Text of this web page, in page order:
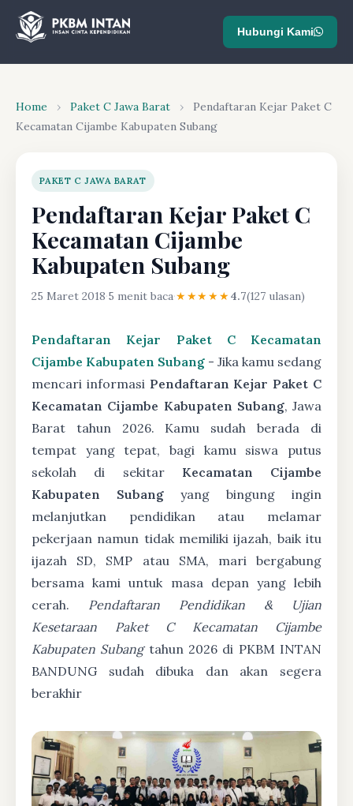
Hubungi Kami
Home › Paket C Jawa Barat ›
Pendaftaran Kejar Paket C
Kecamatan Cijambe Kabupaten Subang
PAKET C JAWA BARAT
Pendaftaran Kejar Paket C
Kecamatan Cijambe
Kabupaten Subang
25 Maret 2018·5 menit baca·★★★★★4.7(127 ulasan)
Pendaftaran Kejar Paket C Kecamatan
Cijambe Kabupaten Subang - Jika kamu sedang
mencari informasi Pendaftaran Kejar Paket C
Kecamatan Cijambe Kabupaten Subang, Jawa
Barat tahun 2026. Kamu sudah berada di
tempat yang tepat, bagi kamu siswa putus
sekolah di sekitar Kecamatan Cijambe
Kabupaten Subang yang bingung ingin
melanjutkan pendidikan atau melamar
pekerjaan namun tidak memiliki ijazah, baik itu
ijazah SD, SMP atau SMA, mari bergabung
bersama kami untuk masa depan yang lebih
cerah. Pendaftaran Pendidikan & Ujian
Kesetaraan Paket C Kecamatan Cijambe
Kabupaten Subangtahun 2026 di PKBM INTAN
BANDUNG sudah dibuka dan akan segera
berakhir